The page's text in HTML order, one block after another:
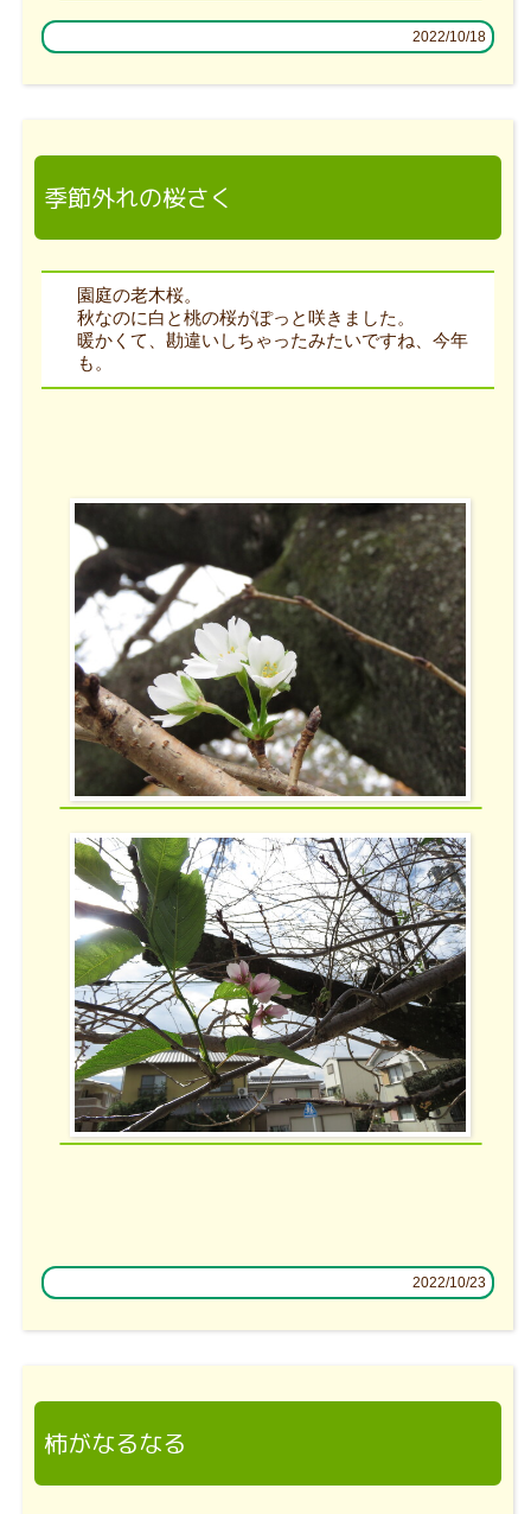
2022/10/18
季節外れの桜さく
園庭の老木桜。
秋なのに白と桃の桜がぽっと咲きました。
暖かくて、勘違いしちゃったみたいですね、今年
も。
2022/10/23
柿がなるなる